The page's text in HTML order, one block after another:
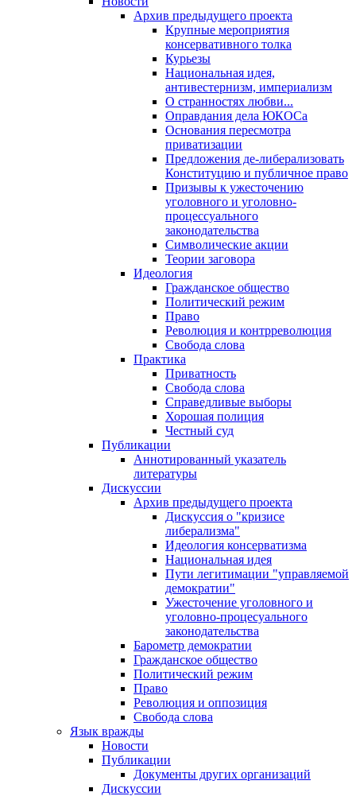
Архив предыдущего проекта
Крупные мероприятия
консервативного толка
Курьезы
Национальная идея,
антивестернизм, империализм
О странностях любви...
Оправдания дела ЮКОСа
Основания пересмотра
приватизации
Предложения де-либерализовать
Конституцию и публичное право
Призывы к ужесточению
уголовного и уголовно-
процессуального
законодательства
Символические акции
Теории заговора
Идеология
Гражданское общество
Политический режим
Право
Революция и контрреволюция
Свобода слова
Практика
Приватность
Свобода слова
Справедливые выборы
Хорошая полиция
Честный суд
Публикации
Аннотированный указатель
литературы
Дискуссии
Архив предыдущего проекта
Дискуссия о "кризисе
либерализма"
Идеология консерватизма
Национальная идея
Пути легитимации "управляемой
демократии"
Ужесточение уголовного и
уголовно-процесуального
законодательства
Барометр демократии
Гражданское общество
Политический режим
Право
Революция и оппозиция
Свобода слова
Язык вражды
Новости
Публикации
Документы других организаций
Дискуссии